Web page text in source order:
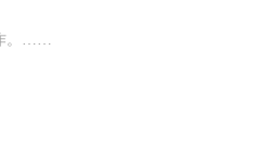
。……